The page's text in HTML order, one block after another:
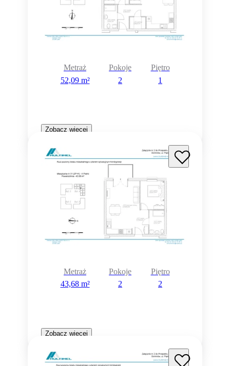
Metraż
52,09 m²
Pokoje
2
Piętro
1
Zobacz więcej
Metraż
43,68 m²
Pokoje
2
Piętro
2
Zobacz więcej